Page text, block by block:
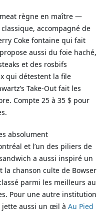
règne en maître —
accompagné de
Coke fontaine qui fait
aussi du foie haché,
et des rosbifs
qui détestent la file
Take-Out fait les
Compte 25 à 35 $ pour
absolument
et l’un des piliers de
a aussi inspiré un
la chanson culte de Bowser
parmi les meilleurs au
Pour une autre institution
jette aussi un œil à Au Pied